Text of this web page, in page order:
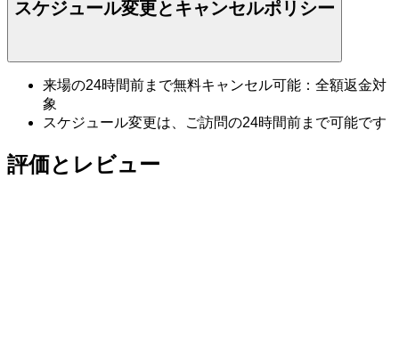
スケジュール変更とキャンセルポリシー
来場の24時間前まで無料キャンセル可能：全額返金対
象
スケジュール変更は、ご訪問の24時間前まで可能です
評価とレビュー